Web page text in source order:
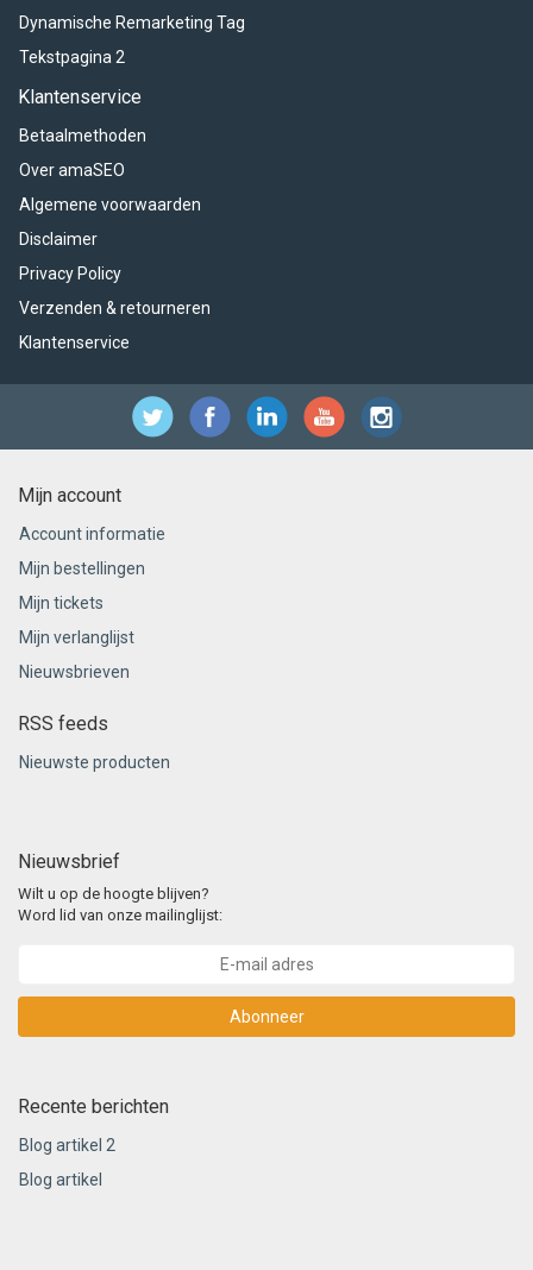
Dynamische Remarketing Tag
Tekstpagina 2
Klantenservice
Betaalmethoden
Over amaSEO
Algemene voorwaarden
Disclaimer
Privacy Policy
Verzenden & retourneren
Klantenservice
Mijn account
Account informatie
Mijn bestellingen
Mijn tickets
Mijn verlanglijst
Nieuwsbrieven
RSS feeds
Nieuwste producten
Nieuwsbrief
Wilt u op de hoogte blijven?
Word lid van onze mailinglijst:
Abonneer
Recente berichten
Blog artikel 2
Blog artikel